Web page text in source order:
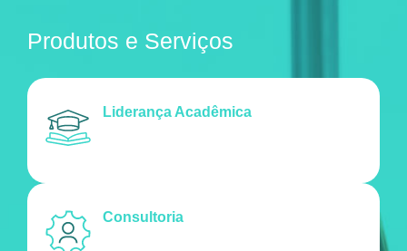
Produtos e Serviços
Liderança Acadêmica
Consultoria